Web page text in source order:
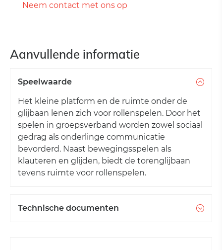
Neem contact met ons op
Aanvullende informatie
Speelwaarde
Het kleine platform en de ruimte onder de
glijbaan lenen zich voor rollenspelen. Door het
spelen in groepsverband worden zowel sociaal
gedrag als onderlinge communicatie
bevorderd. Naast bewegingsspelen als
klauteren en glijden, biedt de torenglijbaan
tevens ruimte voor rollenspelen.
Technische documenten